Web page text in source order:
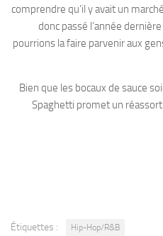
comprendre qu’il y avait un
donc passé l’année
pourrions la faire parvenir aux
Bien que les bocaux de sauce
Spaghetti promet un
Étiquettes : Hip-Hop/R&B